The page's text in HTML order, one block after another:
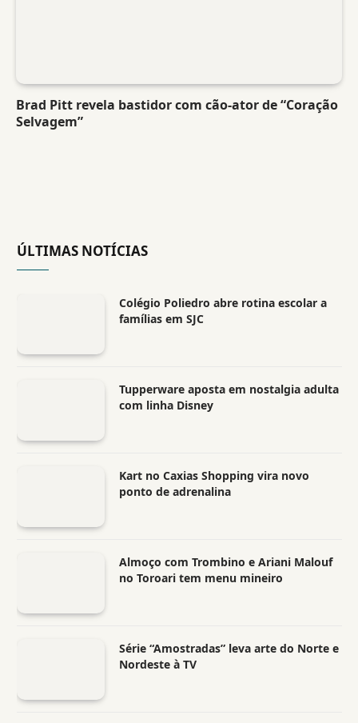
Brad Pitt revela bastidor com cão-ator de “Coração
Selvagem”
ÚLTIMAS NOTÍCIAS
Colégio Poliedro abre rotina escolar a
famílias em SJC
Tupperware aposta em nostalgia adulta
com linha Disney
Kart no Caxias Shopping vira novo
ponto de adrenalina
Almoço com Trombino e Ariani Malouf
no Toroari tem menu mineiro
Série “Amostradas” leva arte do Norte e
Nordeste à TV